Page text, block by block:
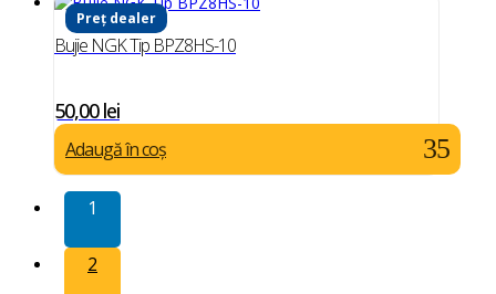
Preț dealer
Bujie NGK Tip BPZ8HS-10
50,00lei
Adaugă în coș
1
2